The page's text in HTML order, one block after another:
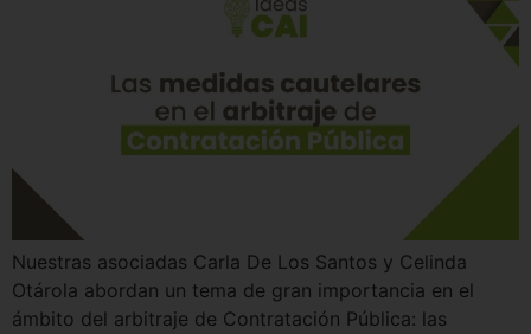
Nuestras asociadas Carla De Los Santos y Celinda
Otárola abordan un tema de gran importancia en el
ámbito del arbitraje de Contratación Pública: las